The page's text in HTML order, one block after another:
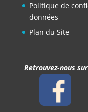
Politique de
données
Plan du Site
Retrouvez-nous